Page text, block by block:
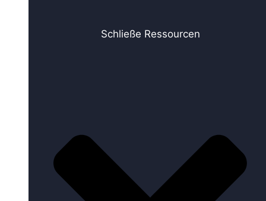
Schließe Ressourcen